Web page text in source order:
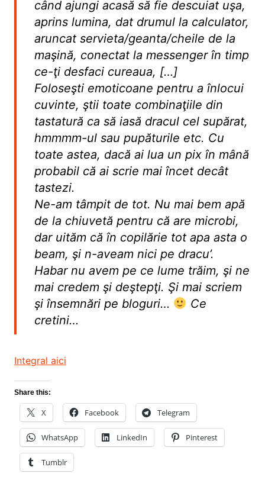
când ajungi acasă să fie descuiat uşa,
aprins lumina, dat drumul la calculator,
aruncat servieta/geanta/cheile de la
maşină, conectat la messenger în timp
ce-ţi desfaci cureaua, […]
Foloseşti emoticoane pentru a înlocui
cuvinte, ştii toate combinaţiile din
tastatură ca să iasă dracul cel supărat,
hmmmm-ul sau pupăturile etc. Cu
toate astea, dacă ai lua un pix în mână
probabil că ai scrie mai încet decât
tastezi.
Ne-am tâmpit de tot. Nu mai bem apă
de la chiuvetă pentru că are microbi,
dar uităm că în copilărie tot apa asta o
beam, şi n-aveam nici pe dracu’.
Habar nu avem pe ce lume trăim, şi ne
mai credem şi deştepţi. Şi mai scriem
şi însemnări pe bloguri…
Ce
cretini…
Integral aici
Share this:
X Facebook Telegram
WhatsApp LinkedIn Pinterest
Tumblr